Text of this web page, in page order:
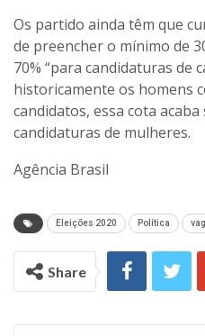
Os partido ainda têm que
de preencher o mínimo de
70% “para candidaturas de
historicamente os homens
candidatos, essa cota
candidaturas de mulheres.
Agência Brasil
Eleições 2020 Política
Share